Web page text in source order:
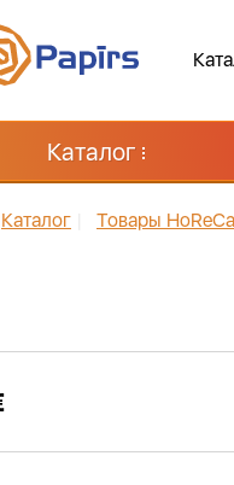
Каталог
Каталог Товары HoReCa